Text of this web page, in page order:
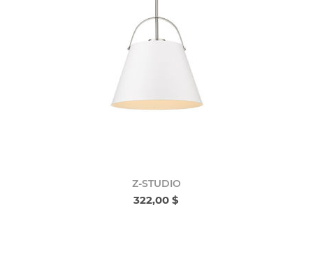
Z-STUDIO
322,00 $